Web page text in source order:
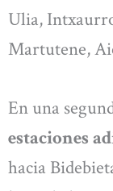
Ulia,
Martutene,
En una
estaciones
hacia